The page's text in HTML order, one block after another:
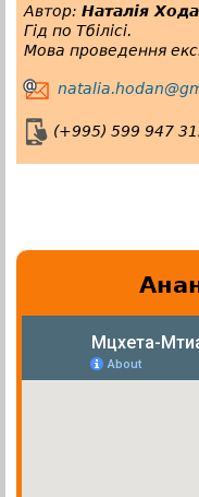
Автор: Наталія
Гід по Тбілісі.
Мова проведення
(+995) 599 947